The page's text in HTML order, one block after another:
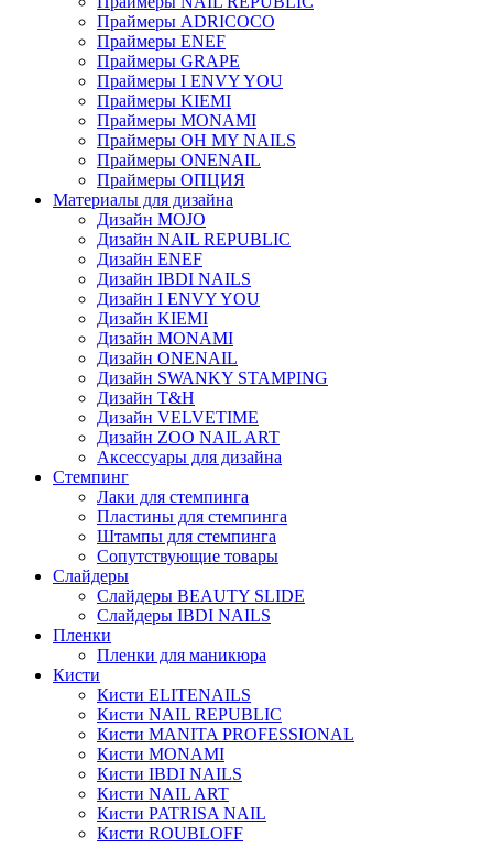
Праймеры ADRICOCO
Праймеры ENEF
Праймеры GRAPE
Праймеры I ENVY YOU
Праймеры KIEMI
Праймеры MONAMI
Праймеры OH MY NAILS
Праймеры ONENAIL
Праймеры ОПЦИЯ
Материалы для дизайна
Дизайн MOJO
Дизайн NAIL REPUBLIC
Дизайн ENEF
Дизайн IBDI NAILS
Дизайн I ENVY YOU
Дизайн KIEMI
Дизайн MONAMI
Дизайн ONENAIL
Дизайн SWANKY STAMPING
Дизайн T&H
Дизайн VELVETIME
Дизайн ZOO NAIL ART
Аксессуары для дизайна
Стемпинг
Лаки для стемпинга
Пластины для стемпинга
Штампы для стемпинга
Сопутствующие товары
Слайдеры
Слайдеры BEAUTY SLIDE
Слайдеры IBDI NAILS
Пленки
Пленки для маникюра
Кисти
Кисти ELITENAILS
Кисти NAIL REPUBLIC
Кисти MANITA PROFESSIONAL
Кисти MONAMI
Кисти IBDI NAILS
Кисти NAIL ART
Кисти PATRISA NAIL
Кисти ROUBLOFF